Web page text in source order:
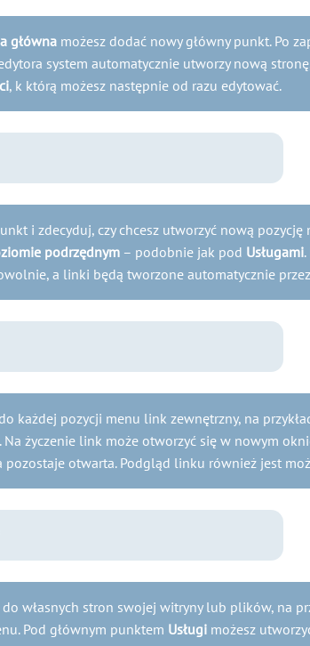
głównamożesz dodać nowy główny punkt. Po
system automatycznie utworzy nową
, k którą możesz następnie od razu edytować.
i zdecyduj, czy chcesz utworzyć nową pozycję
podrzędnym– podobnie jak pod Usługami.
a linki będą tworzone automatycznie
każdej pozycji menu link zewnętrzny, na
życzenie link może otworzyć się w nowym
pozostaje otwarta. Podgląd linku również jest
własnych stron swojej witryny lub plików, na
Pod głównym punktem Usługimożesz